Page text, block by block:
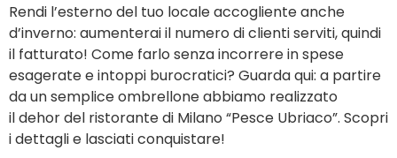
Rendi l’esterno del tuo locale accogliente anche
d’inverno: aumenterai il numero di clienti serviti, quindi
il fatturato! Come farlo senza incorrere in spese
esagerate e intoppi burocratici? Guarda qui: a partire
da un semplice ombrellone abbiamo realizzato
il dehor del ristorante di Milano “Pesce Ubriaco”. Scopri
i dettagli e lasciati conquistare!